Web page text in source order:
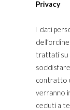
Privacy
I dati
trattati su
contratto
verranno
ceduti a